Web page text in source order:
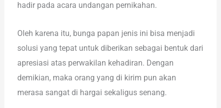
hadir pada acara undangan pernikahan.
Oleh karena itu, bunga papan jenis ini bisa menjadi
solusi yang tepat untuk diberikan sebagai bentuk dari
apresiasi atas perwakilan kehadiran. Dengan
demikian, maka orang yang di kirim pun akan
merasa sangat di hargai sekaligus senang.